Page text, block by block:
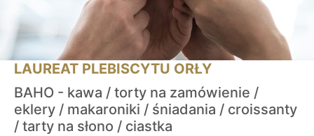
LAUREAT PLEBISCYTU ORŁY
BAHO - kawa / torty na zamówienie /
eklery / makaroniki / śniadania / croissanty
/ tarty na słono / ciastka